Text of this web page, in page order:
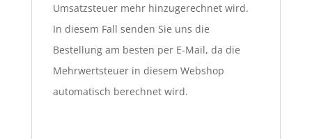
Umsatzsteuer mehr hinzugerechnet wird.
In diesem Fall senden Sie uns die
Bestellung am besten per E-Mail, da die
Mehrwertsteuer in diesem Webshop
automatisch berechnet wird.